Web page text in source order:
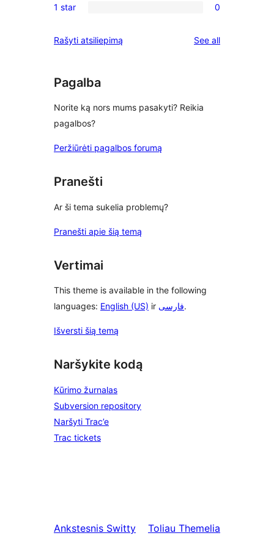
reviews
star
2-
reviews
0
star
1 star 0
Rašyti atsiliepimą See allreviews
Pagalba
Norite ką nors mums pasakyti? Reikia
pagalbos?
Peržiūrėti pagalbos forumą
Pranešti
Ar ši tema sukelia problemų?
Pranešti apie šią temą
Vertimai
This theme is available in the following
languages: English (US) ir فارسی.
Išversti šią temą
Naršykite kodą
Kūrimo žurnalas
Subversion repository
Naršyti Trac’e
Trac tickets
Ankstesnis Switty Toliau Themelia